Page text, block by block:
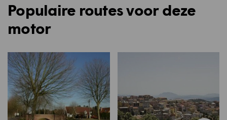
Populaire routes voor deze
motor